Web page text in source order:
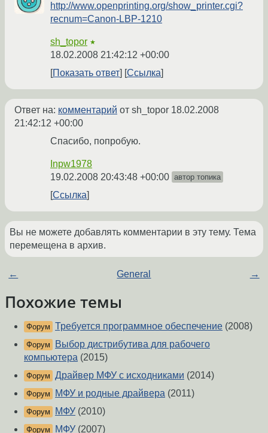
http://www.openprinting.org/show_printer.cgi?
recnum=Canon-LBP-1210
sh_topor ★
18.02.2008 21:42:12 +00:00
Показать ответ
Ссылка
Ответ на: комментарий от sh_topor 18.02.2008
21:42:12 +00:00
Спасибо, попробую.
Inpw1978
19.02.2008 20:43:48 +00:00 автор топика
Ссылка
Вы не можете добавлять комментарии в эту тему. Тема
перемещена в архив.
← General →
Похожие темы
Форум Требуется программное обеспечение (2008)
Форум
Выбор дистрибутива для рабочего
компьютера (2015)
Форум Драйвер МФУ с исходниками (2014)
Форум МФУ и родные драйвера (2011)
Форум МФУ (2010)
Форум МФУ (2007)